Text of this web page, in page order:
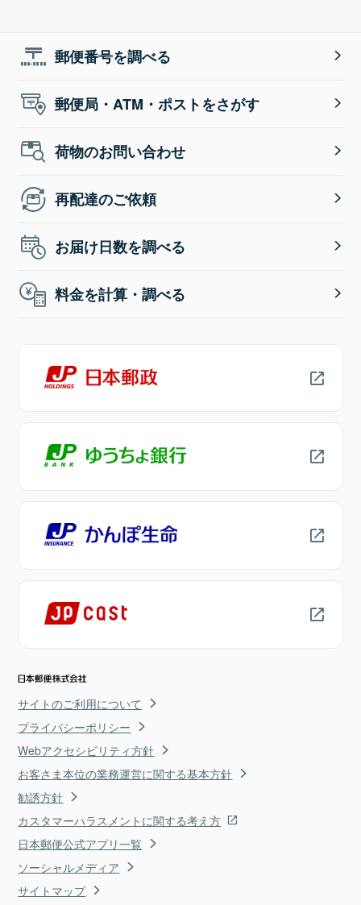
郵便番号を調べる
郵便局・ATM・ポストをさがす
荷物のお問い合わせ
再配達のご依頼
お届け日数を調べる
料金を計算・調べる
サイトのご利用について
プライバシーポリシー
Webアクセシビリティ方針
お客さま本位の業務運営に関する基本方針
勧誘方針
カスタマーハラスメントに関する考え方
日本郵便公式アプリ一覧
ソーシャルメディア
サイトマップ